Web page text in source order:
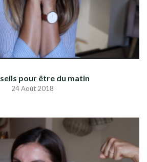
pour être du matin
24 Août 2018